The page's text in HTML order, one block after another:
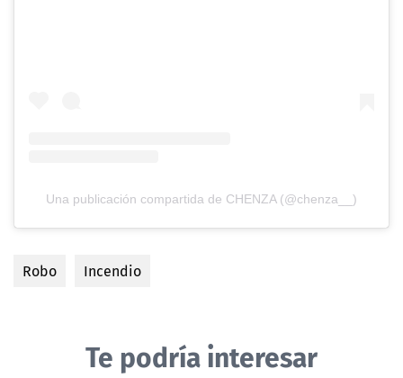
Una publicación compartida de CHENZA (@chenza__)
Robo Incendio
Te podría interesar